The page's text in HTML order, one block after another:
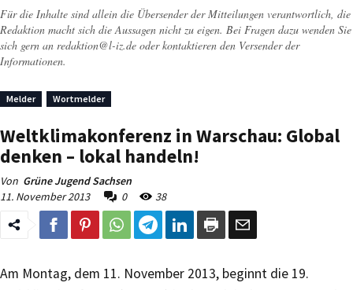
Für die Inhalte sind allein die Übersender der Mitteilungen verantwortlich, die
Redaktion macht sich die Aussagen nicht zu eigen. Bei Fragen dazu wenden Sie
sich gern an redaktion@l-iz.de oder kontaktieren den Versender der
Informationen.
Melder Wortmelder
Weltklimakonferenz in Warschau: Global
denken – lokal handeln!
Von Grüne Jugend Sachsen
11. November 2013
0 38
Am Montag, dem 11. November 2013, beginnt die 19.